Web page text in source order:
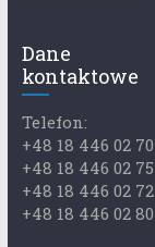
Dane
kontaktowe
Telefon:
+48 18 446 02 70
+48 18 446 02 75
+48 18 446 02 72
+48 18 446 02 80